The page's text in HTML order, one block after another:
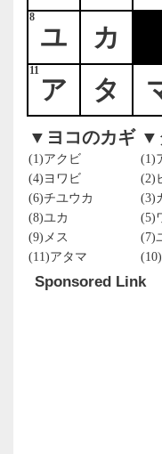
8
11
ユ
カ
ア
タ
▼ヨコのカギ
(1)アクビ
(4)ヨワビ
(6)チユウカ
(8)ユカ
(9)メス
(11)アタマ
▼
(1)
(2)
(3)
(5)
(7)
Sponsored Link